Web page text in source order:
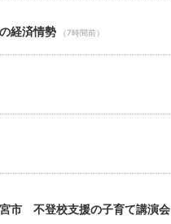
経済情勢 （7時間前）
市 不登校支援の子育て講演会